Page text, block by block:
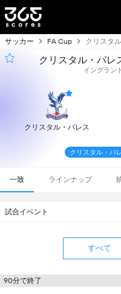
サッカー FA Cup クリスタ
クリスタル・パレ
イングラン
クリスタル・パレス
クリスタル・パ
一致 ラインナップ
試合イベント
すべて
90分で終了